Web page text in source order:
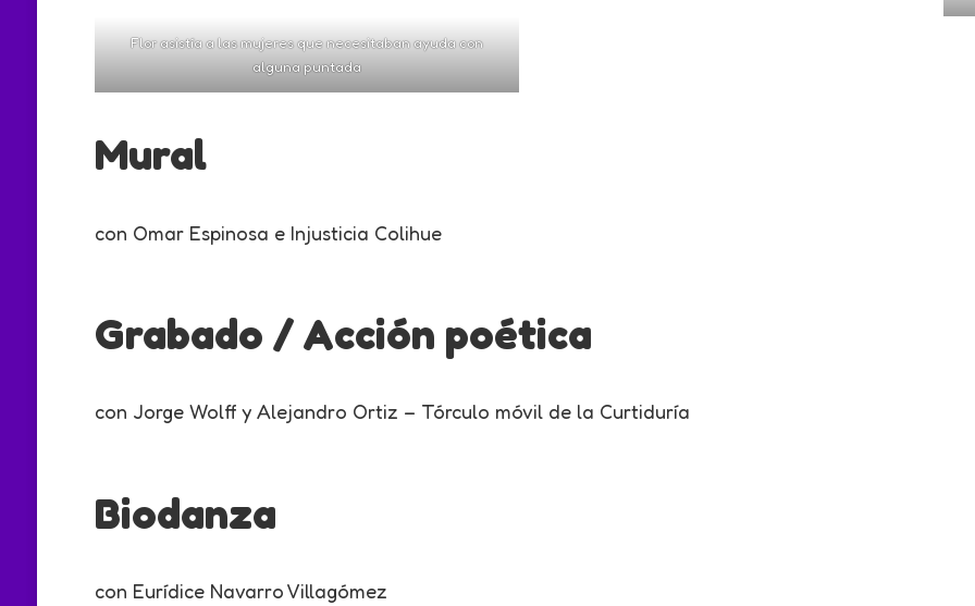
Flor asistía a las mujeres que necesitaban ayuda con
alguna puntada
Mural
con Omar Espinosa e Injusticia Colihue
Grabado / Acción poética
con Jorge Wolff y Alejandro Ortiz – Tórculo móvil de la Curtiduría
Biodanza
con Eurídice Navarro Villagómez